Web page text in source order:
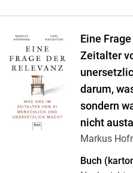
Eine
Zeitalter
darum,
sondern
nicht
Markus
Buch